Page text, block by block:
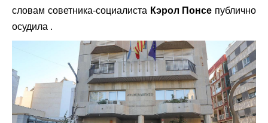
словам советника-социалиста Кэрол Понсе публично
осудила .